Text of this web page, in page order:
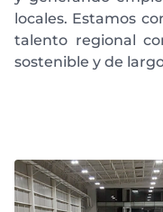
locales. Estamos
talento regional
sostenible y de